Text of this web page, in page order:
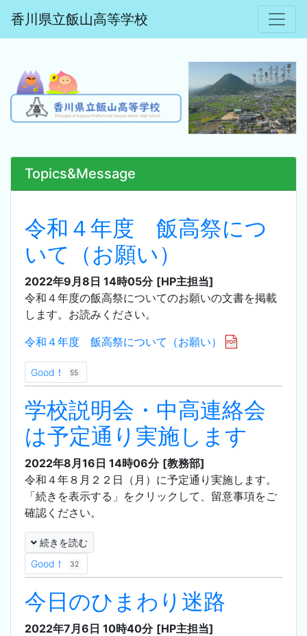
香川県立飯山高等学校
Topics&Message
令和４年度 飯高祭につ
いて（お願い）
2022年9月8日 14時05分 [HP主担当]
令和４年度の飯高祭についてのお願いの文書を掲載
します。お読みください。
令和４年度 飯高祭について（お願い）
Good！ 55
学校説明会・中高連絡会
は予定通り実施します
2022年8月16日 14時06分 [教務部]
令和４年８月２２日（月）に予定通り実施します。
「続きを表示する」をクリックして、留意事項をご
確認ください。
続きを読む
Good！
32
今日のひまわり迷路
2022年7月6日 10時40分 [HP主担当]